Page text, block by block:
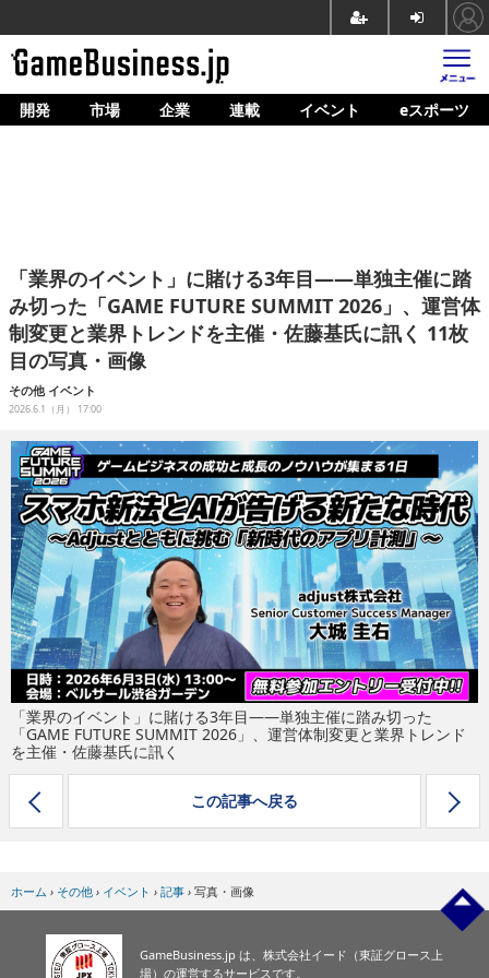
ホーム
企業動向
人材育成
産業政策
イベント/セミナー
eスポーツ
開発 市場 企業 連載 イベント eスポーツ
「業界のイベント」に賭ける3年目――単独主催に踏
み切った「GAME FUTURE SUMMIT 2026」、運営体
制変更と業界トレンドを主催・佐藤基氏に訊く 11枚
目の写真・画像
その他 イベント
2026.6.1（月） 17:00
「業界のイベント」に賭ける3年目――単独主催に踏み切った
「GAME FUTURE SUMMIT 2026」、運営体制変更と業界トレンド
を主催・佐藤基氏に訊く
この記事へ戻る
ホーム › その他 › イベント › 記事 › 写真・画像
GameBusiness.jp は、株式会社イード（東証グロース上
場）の運営するサービスです。